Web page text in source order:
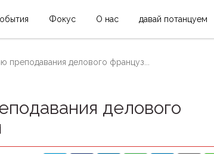
Фокус О нас давай потанцуем
преподавания делового француз...
делового